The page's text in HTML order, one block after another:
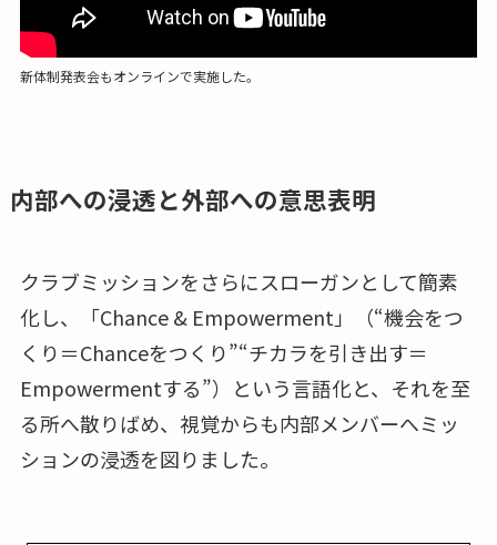
新体制発表会もオンラインで実施した。
内部への浸透と外部への意思表明
クラブミッションをさらにスローガンとして簡素
化し、「Chance & Empowerment」（“機会をつ
くり＝Chanceをつくり”“チカラを引き出す＝
Empowermentする”）という言語化と、それを至
る所へ散りばめ、視覚からも内部メンバーへミッ
ションの浸透を図りました。